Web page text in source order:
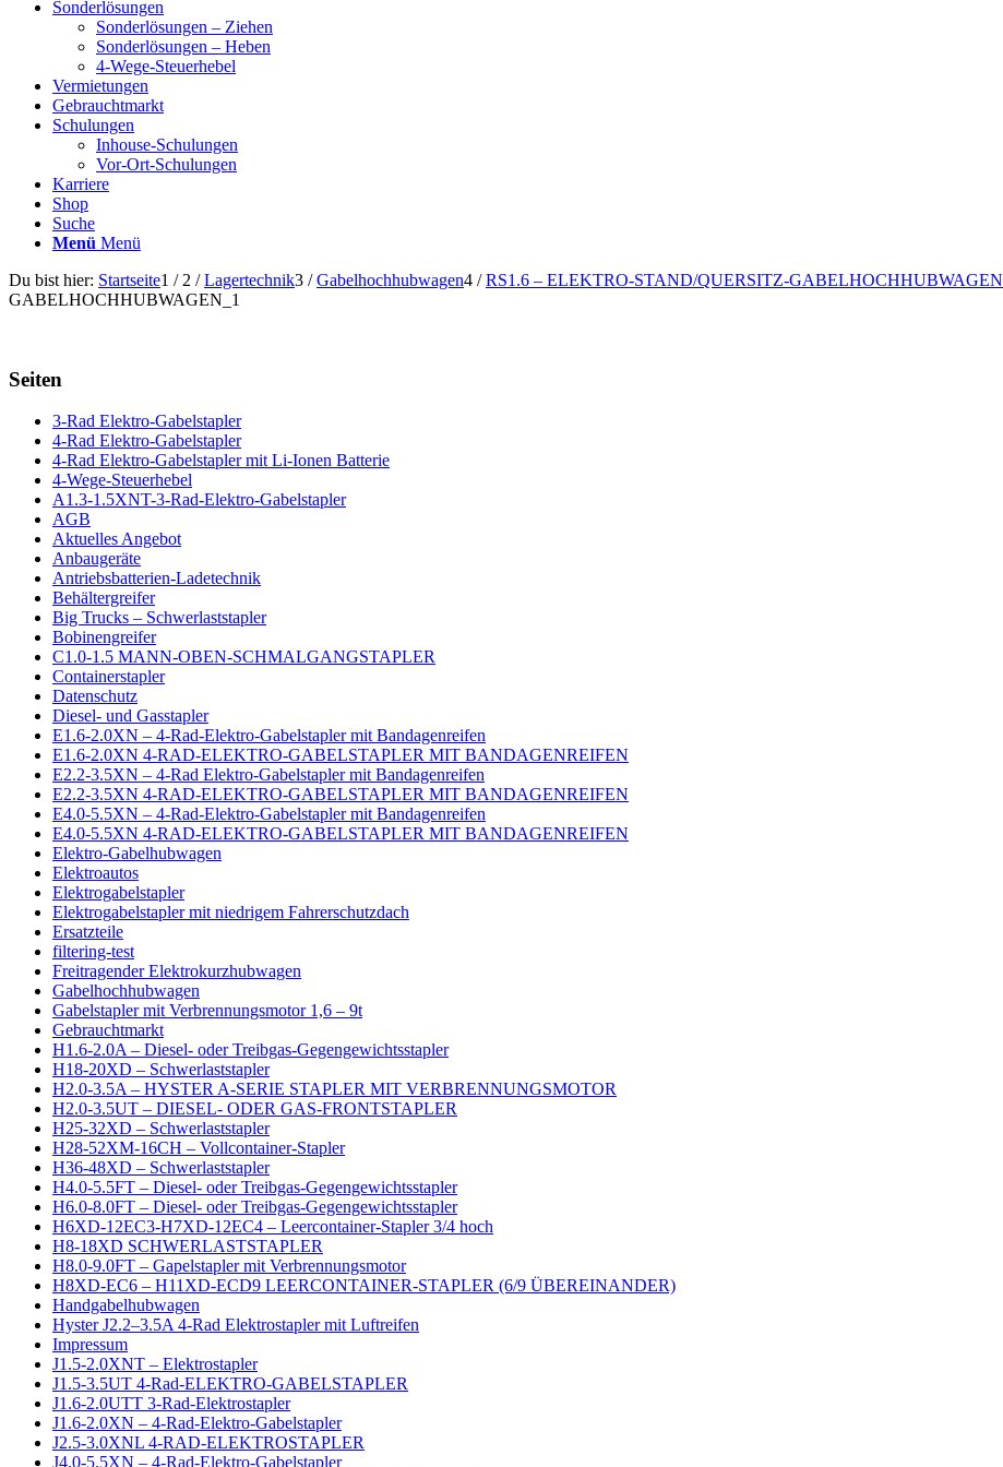
Sonderlösungen
Sonderlösungen – Ziehen
Sonderlösungen – Heben
4-Wege-Steuerhebel
Vermietungen
Gebrauchtmarkt
Schulungen
Inhouse-Schulungen
Vor-Ort-Schulungen
Karriere
Shop
Suche
Menü Menü
Du bist hier: Startseite1 / 2 / Lagertechnik3 / Gabelhochhubwagen4 / RS1.6 – ELEKTRO-STAND/QUERSITZ-GABELHOCHHUBWAGEN
GABELHOCHHUBWAGEN_1
Seiten
3-Rad Elektro-Gabelstapler
4-Rad Elektro-Gabelstapler
4-Rad Elektro-Gabelstapler mit Li-Ionen Batterie
4-Wege-Steuerhebel
A1.3-1.5XNT-3-Rad-Elektro-Gabelstapler
AGB
Aktuelles Angebot
Anbaugeräte
Antriebsbatterien-Ladetechnik
Behältergreifer
Big Trucks – Schwerlaststapler
Bobinengreifer
C1.0-1.5 MANN-OBEN-SCHMALGANGSTAPLER
Containerstapler
Datenschutz
Diesel- und Gasstapler
E1.6-2.0XN – 4-Rad-Elektro-Gabelstapler mit Bandagenreifen
E1.6-2.0XN 4-RAD-ELEKTRO-GABELSTAPLER MIT BANDAGENREIFEN
E2.2-3.5XN – 4-Rad Elektro-Gabelstapler mit Bandagenreifen
E2.2-3.5XN 4-RAD-ELEKTRO-GABELSTAPLER MIT BANDAGENREIFEN
E4.0-5.5XN – 4-Rad-Elektro-Gabelstapler mit Bandagenreifen
E4.0-5.5XN 4-RAD-ELEKTRO-GABELSTAPLER MIT BANDAGENREIFEN
Elektro-Gabelhubwagen
Elektroautos
Elektrogabelstapler
Elektrogabelstapler mit niedrigem Fahrerschutzdach
Ersatzteile
filtering-test
Freitragender Elektrokurzhubwagen
Gabelhochhubwagen
Gabelstapler mit Verbrennungsmotor 1,6 – 9t
Gebrauchtmarkt
H1.6-2.0A – Diesel- oder Treibgas-Gegengewichtsstapler
H18-20XD – Schwerlaststapler
H2.0-3.5A – HYSTER A-SERIE STAPLER MIT VERBRENNUNGSMOTOR
H2.0-3.5UT – DIESEL- ODER GAS-FRONTSTAPLER
H25-32XD – Schwerlaststapler
H28-52XM-16CH – Vollcontainer-Stapler
H36-48XD – Schwerlaststapler
H4.0-5.5FT – Diesel- oder Treibgas-Gegengewichtsstapler
H6.0-8.0FT – Diesel- oder Treibgas-Gegengewichtsstapler
H6XD-12EC3-H7XD-12EC4 – Leercontainer-Stapler 3/4 hoch
H8-18XD SCHWERLASTSTAPLER
H8.0-9.0FT – Gapelstapler mit Verbrennungsmotor
H8XD-EC6 – H11XD-ECD9 LEERCONTAINER-STAPLER (6/9 ÜBEREINANDER)
Handgabelhubwagen
Hyster J2.2–3.5A 4-Rad Elektrostapler mit Luftreifen
Impressum
J1.5-2.0XNT – Elektrostapler
J1.5-3.5UT 4-Rad-ELEKTRO-GABELSTAPLER
J1.6-2.0UTT 3-Rad-Elektrostapler
J1.6-2.0XN – 4-Rad-Elektro-Gabelstapler
J2.5-3.0XNL 4-RAD-ELEKTROSTAPLER
J4.0-5.5XN – 4-Rad-Elektro-Gabelstapler